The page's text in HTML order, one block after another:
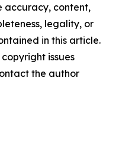
accuracy, content,
legality, or
in this article.
issues
the author